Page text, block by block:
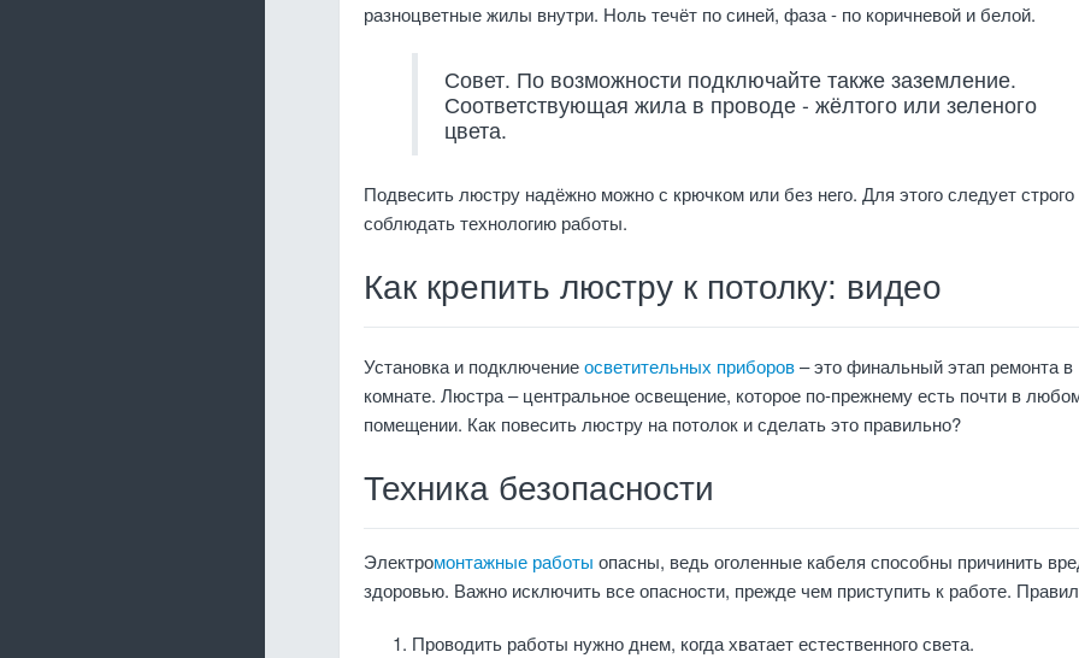
разноцветные жилы внутри. Ноль течёт по синей, фаза - по коричневой и белой.
Совет. По возможности подключайте также заземление.
Соответствующая жила в проводе - жёлтого или зеленого
цвета.
Подвесить люстру надёжно можно с крючком или без него. Для этого следует строго
соблюдать технологию работы.
Как крепить люстру к потолку: видео
Установка и подключениеосветительных приборов– это финальный этап ремонта в
комнате. Люстра – центральное освещение, которое по-прежнему есть почти в
помещении. Как повесить люстру на потолок и сделать это правильно?
Техника безопасности
Электромонтажные работы опасны, ведь оголенные кабеля способны причинить
здоровью. Важно исключить все опасности, прежде чем приступить к работе.
Проводить работы нужно днем, когда хватает естественного света.